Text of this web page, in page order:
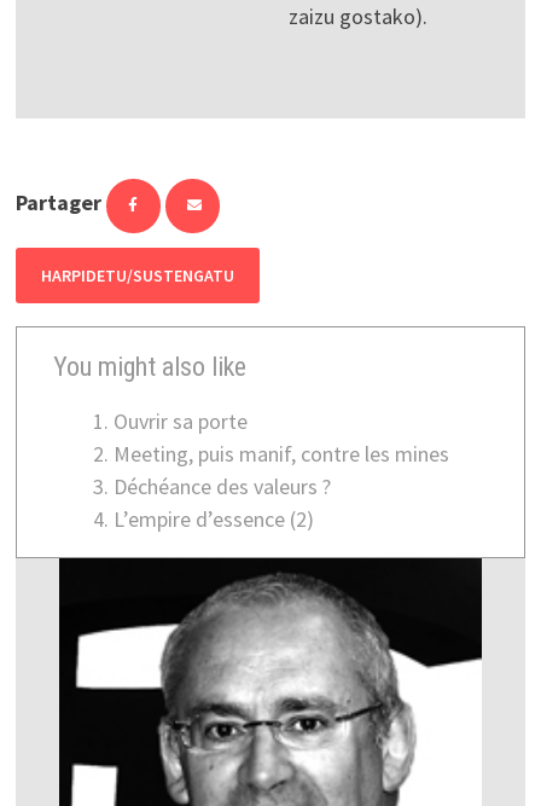
zaizu gostako).
Partager
HARPIDETU/SUSTENGATU
You might also like
Ouvrir sa porte
Meeting, puis manif, contre les mines
Déchéance des valeurs ?
L’empire d’essence (2)